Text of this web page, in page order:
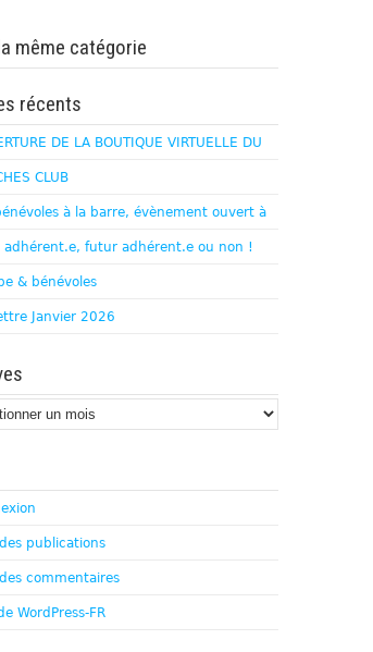
même catégorie
récents
DE LA BOUTIQUE VIRTUELLE DU
CLUB
à la barre, évènement ouvert à
adhérent.e, futur adhérent.e ou non !
& bénévoles
Janvier 2026
publications
commentaires
WordPress-FR